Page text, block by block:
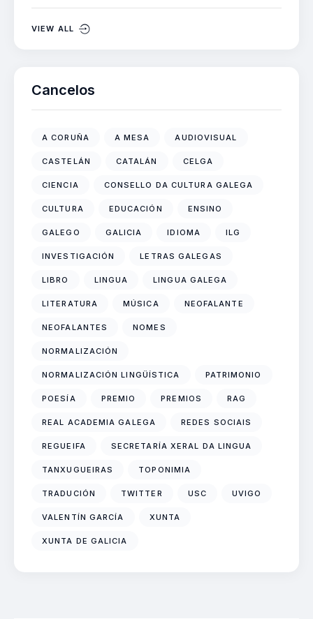
VIEW ALL
Cancelos
A CORUÑA A MESA AUDIOVISUAL
CASTELÁN CATALÁN CELGA
CIENCIA CONSELLO DA CULTURA GALEGA
CULTURA EDUCACIÓN ENSINO
GALEGO GALICIA IDIOMA ILG
INVESTIGACIÓN LETRAS GALEGAS
LIBRO LINGUA LINGUA GALEGA
LITERATURA MÚSICA NEOFALANTE
NEOFALANTES NOMES
NORMALIZACIÓN
NORMALIZACIÓN LINGÜÍSTICA PATRIMONIO
POESÍA PREMIO PREMIOS RAG
REAL ACADEMIA GALEGA REDES SOCIAIS
REGUEIFA SECRETARÍA XERAL DA LINGUA
TANXUGUEIRAS TOPONIMIA
TRADUCIÓN TWITTER USC UVIGO
VALENTÍN GARCÍA XUNTA
XUNTA DE GALICIA